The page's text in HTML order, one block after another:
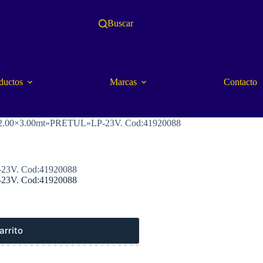
Buscar
Marcas Contacto
23V. Cod:41920088
Cod:41920088
Cod:41920088